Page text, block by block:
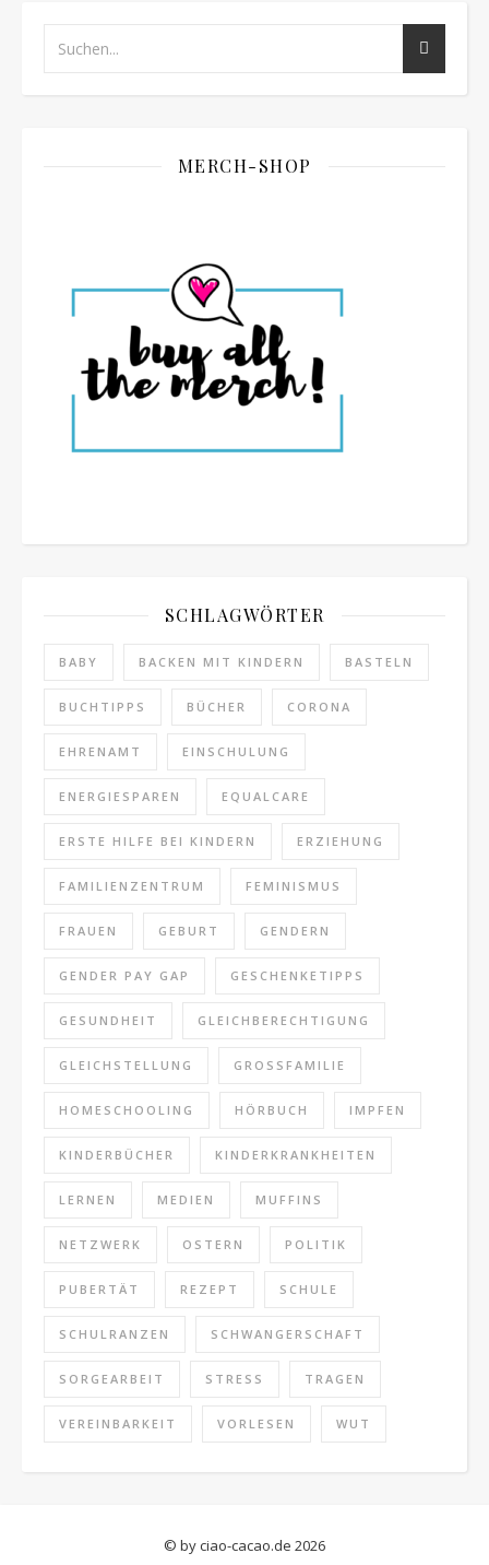
MERCH-SHOP
SCHLAGWÖRTER
BABY BACKEN MIT KINDERN BASTELN
BUCHTIPPS BÜCHER CORONA
EHRENAMT EINSCHULUNG
ENERGIESPAREN EQUALCARE
ERSTE HILFE BEI KINDERN ERZIEHUNG
FAMILIENZENTRUM FEMINISMUS
FRAUEN GEBURT GENDERN
GENDER PAY GAP GESCHENKETIPPS
GESUNDHEIT GLEICHBERECHTIGUNG
GLEICHSTELLUNG GROSSFAMILIE
HOMESCHOOLING HÖRBUCH IMPFEN
KINDERBÜCHER KINDERKRANKHEITEN
LERNEN MEDIEN MUFFINS
NETZWERK OSTERN POLITIK
PUBERTÄT REZEPT SCHULE
SCHULRANZEN SCHWANGERSCHAFT
SORGEARBEIT STRESS TRAGEN
VEREINBARKEIT VORLESEN WUT
© by ciao-cacao.de 2026